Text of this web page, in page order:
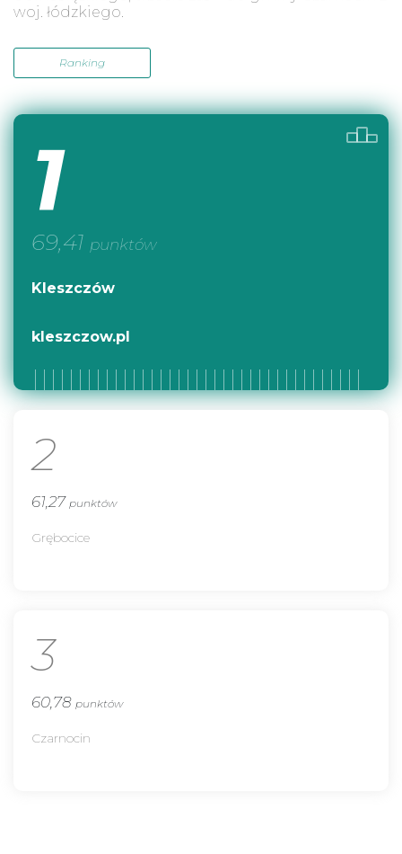
woj. łódzkiego.
Ranking
1
69,41 punktów
Kleszczów
kleszczow.pl
2
61,27 punktów
Grębocice
3
60,78 punktów
Czarnocin